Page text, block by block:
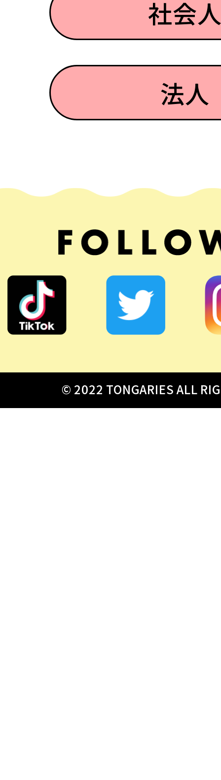
社会
法人
© 2022 TONGARIES ALL